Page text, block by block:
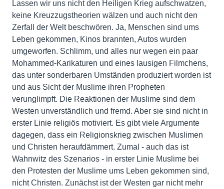
Lassen wir uns nicht den Heiligen Krieg aufschwatzen,
keine Kreuzzugstheorien wälzen und auch nicht den
Zerfall der Welt beschwören. Ja, Menschen sind ums
Leben gekommen, Kinos brannten, Autos wurden
umgeworfen. Schlimm, und alles nur wegen ein paar
Mohammed-Karikaturen und eines lausigen Filmchens,
das unter sonderbaren Umständen produziert worden ist
und aus Sicht der Muslime ihren Propheten
verunglimpft. Die Reaktionen der Muslime sind dem
Westen unverständlich und fremd. Aber sie sind nicht in
erster Linie religiös motiviert. Es gibt viele Argumente
dagegen, dass ein Religionskrieg zwischen Muslimen
und Christen heraufdämmert. Zumal - auch das ist
Wahnwitz des Szenarios - in erster Linie Muslime bei
den Protesten der Muslime ums Leben gekommen sind,
nicht Christen. Zunächst ist der Westen gar nicht mehr